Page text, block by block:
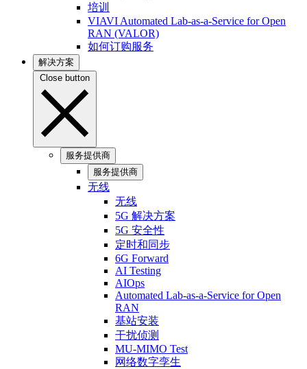
培训
VIAVI Automated Lab-as-a-Service for Open
RAN (VALOR)
如何订购服务
解决方案
Close button
服务提供商
服务提供商
无线
无线
5G 解决方案
5G 安全性
定时和同步
6G Forward
AI Testing
AIOps
Automated Lab-as-a-Service for Open
RAN
基站安装
干扰侦测
MU-MIMO Test
网络数字孪生